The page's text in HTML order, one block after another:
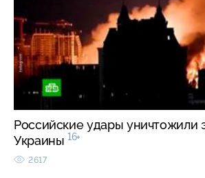
Российские удары уничтожили
Украины 16+
2617